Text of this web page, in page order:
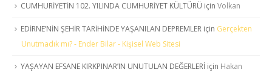
CUMHURİYETİN 102. YILINDA CUMHURİYET KÜLTÜRÜ için Volkan
EDİRNE’NİN ŞEHİR TARİHİNDE YAŞANILAN DEPREMLER için Gerçekten
Unutmadık mı? - Ender Bilar - Kişisel Web Sitesi
YAŞAYAN EFSANE KIRKPINAR’IN UNUTULAN DEĞERLERİ için Hakan